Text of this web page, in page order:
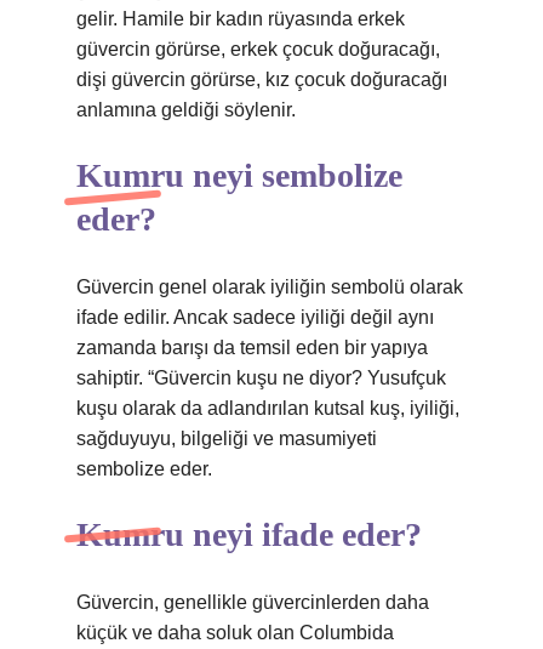
gelir. Hamile bir kadın rüyasında erkek
güvercin görürse, erkek çocuk doğuracağı,
dişi güvercin görürse, kız çocuk doğuracağı
anlamına geldiği söylenir.
Kumru neyi sembolize
eder?
Güvercin genel olarak iyiliğin sembolü olarak
ifade edilir. Ancak sadece iyiliği değil aynı
zamanda barışı da temsil eden bir yapıya
sahiptir. “Güvercin kuşu ne diyor? Yusufçuk
kuşu olarak da adlandırılan kutsal kuş, iyiliği,
sağduyuyu, bilgeliği ve masumiyeti
sembolize eder.
Kumru neyi ifade eder?
Güvercin, genellikle güvercinlerden daha
küçük ve daha soluk olan Columbida